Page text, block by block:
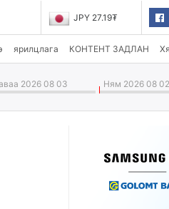
JPY 27.19₮
ярилцлага КОНТЕНТ ЗАДЛАН
2026 08 03 Ням 2026 08 02